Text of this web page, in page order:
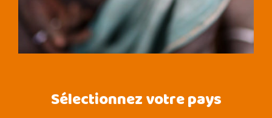
Sélectionnez votre pays